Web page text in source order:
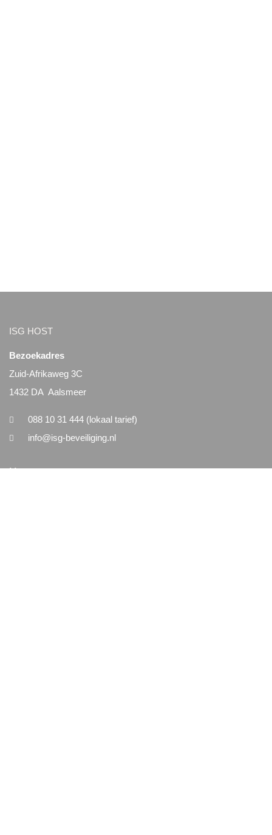
ISG HOST
Bezoekadres
Zuid-Afrikaweg 3C
1432 DA Aalsmeer
088 10 31 444 (lokaal tarief)
info@isg-beveiliging.nl
Menu